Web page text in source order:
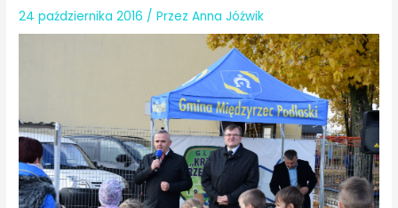
24 października 2016 / PrzezAnna Jóźwik